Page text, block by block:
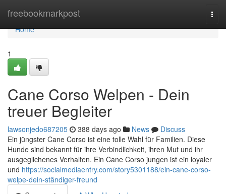
freebookmarkpost
Home
Home
1
Cane Corso Welpen - Dein
treuer Begleiter
lawsonjedo687205 388 days ago News
Discuss
Ein jüngster Cane Corso ist eine tolle Wahl für Familien. Diese
Hunde sind bekannt für ihre Verbindlichkeit, ihren Mut und ihr
ausgeglichenes Verhalten. Ein Cane Corso jungen ist ein loyaler
und https://socialmediaentry.com/story5301188/ein-cane-corso-
welpe-dein-ständiger-freund